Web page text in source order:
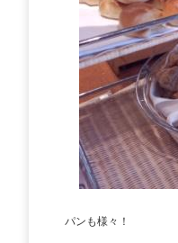
パンも様々！